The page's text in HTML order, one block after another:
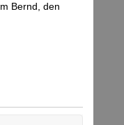
Bernd, den